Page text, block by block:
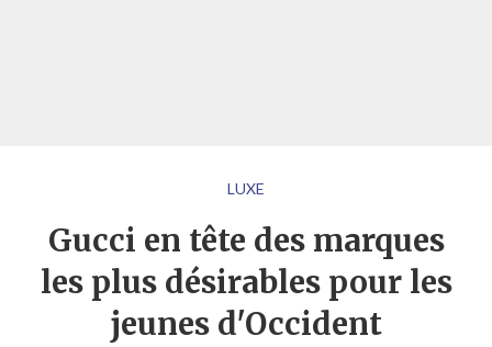
LUXE
Gucci en tête des marques
les plus désirables pour les
jeunes d'Occident